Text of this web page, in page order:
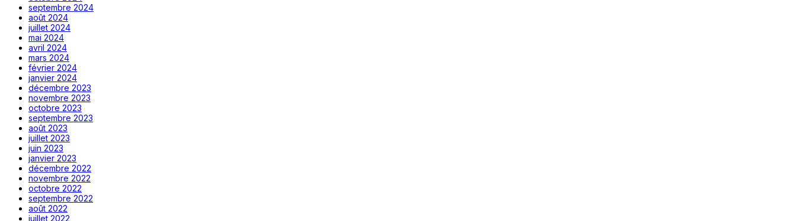
septembre 2024
août 2024
juillet 2024
mai 2024
avril 2024
mars 2024
février 2024
janvier 2024
décembre 2023
novembre 2023
octobre 2023
septembre 2023
août 2023
juillet 2023
juin 2023
janvier 2023
décembre 2022
novembre 2022
octobre 2022
septembre 2022
août 2022
juillet 2022